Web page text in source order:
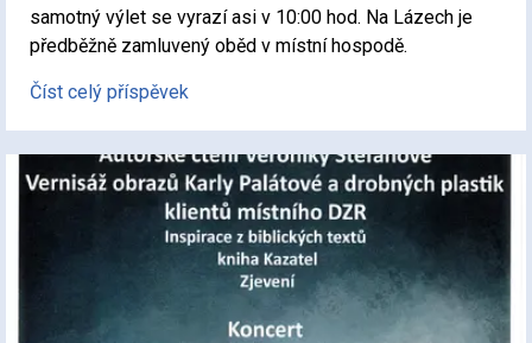
samotný výlet se vyrazí asi v 10:00 hod. Na Lázech je
předběžně zamluvený oběd v místní hospodě.
Číst celý příspěvek